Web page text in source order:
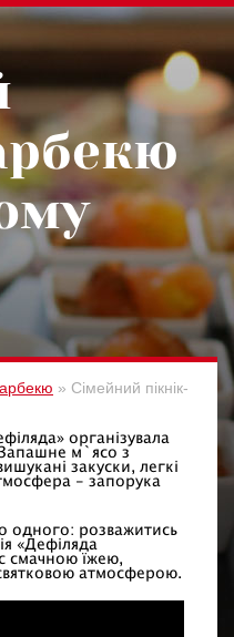
» Сімейний пікнік-
організувала
м`ясо з
закуски, легкі
- запорука
одного: розважитись
«Дефіляда
смачною їжею,
атмосферою.